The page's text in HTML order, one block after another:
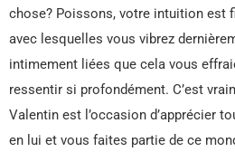
chose? Poissons, votre intuition est
avec lesquelles vous vibrez
intimement liées que cela vous
ressentir si profondément. C’est
Valentin est l’occasion d’apprécier
en lui et vous faites partie de ce